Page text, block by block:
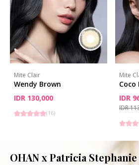
Mite Clair
Wendy Brown
IDR 130,000
(16)
Mite
Coco
IDR
IDR
OHAN x Patricia Stephanie